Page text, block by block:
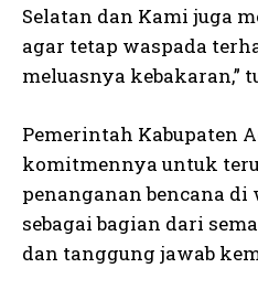
Selatan dan Kami juga
agar tetap waspada
meluasnya kebakaran,”
Pemerintah Kabupaten
komitmennya untuk
penanganan bencana
sebagai bagian dari
dan tanggung jawab